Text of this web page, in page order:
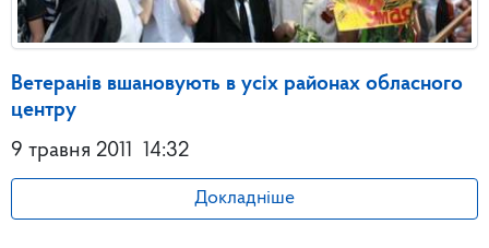
Ветеранів вшановують в усіх районах обласного
центру
9 травня 2011
14:32
Докладніше